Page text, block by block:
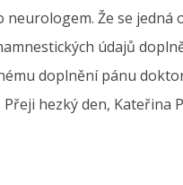
Že se jedná
údajů
doplnění pánu
hezký den, Kateřina